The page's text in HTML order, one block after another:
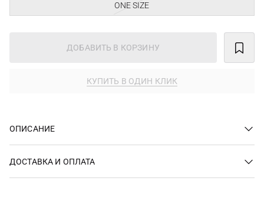
ONE SIZE
ДОБАВИТЬ В КОРЗИНУ
КУПИТЬ В ОДИН КЛИК
ОПИСАНИЕ
ДОСТАВКА И ОПЛАТА